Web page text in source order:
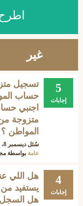
غير
5
إجابات
تسجيل
حساب
اجنبي
متزوجة
المواطن ؟
سُئل ديسمبر 8، 2019
عامة بواسطة
4
إجابات
هل اللي
يستفيد
هل السجل